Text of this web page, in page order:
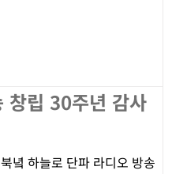
창립 30주년 감사
녘 하늘로 단파 라디오 방송